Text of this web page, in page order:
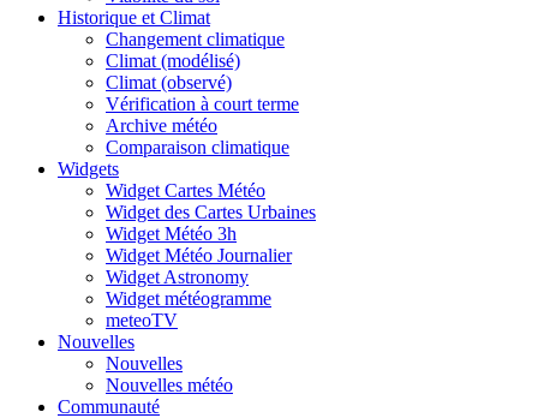
Historique et Climat
Changement climatique
Climat (modélisé)
Climat (observé)
Vérification à court terme
Archive météo
Comparaison climatique
Widgets
Widget Cartes Météo
Widget des Cartes Urbaines
Widget Météo 3h
Widget Météo Journalier
Widget Astronomy
Widget météogramme
meteoTV
Nouvelles
Nouvelles
Nouvelles météo
Communauté